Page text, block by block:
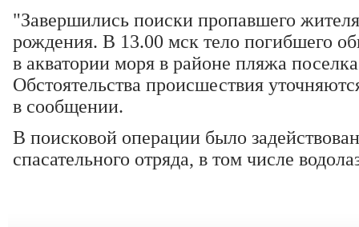
"Завершились поиски пропавшего
рождения. В 13.00 мск тело погибшего
в акватории моря в районе пляжа
Обстоятельства происшествия
в сообщении.
В поисковой операции было
спасательного отряда, в том числе